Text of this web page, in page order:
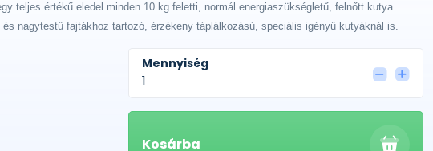
teljes értékű eledel minden 10 kg feletti, normál energiaszükségletű, felnőtt kutya
nagytestű fajtákhoz tartozó, érzékeny táplálkozású, speciális igényű kutyáknál is.
Mennyiség
Kosárba